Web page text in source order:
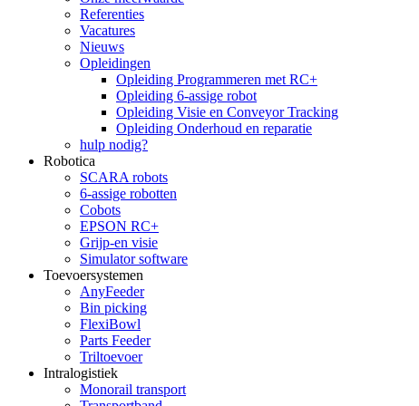
Referenties
Vacatures
Nieuws
Opleidingen
Opleiding Programmeren met RC+
Opleiding 6-assige robot
Opleiding Visie en Conveyor Tracking
Opleiding Onderhoud en reparatie
hulp nodig?
Robotica
SCARA robots
6-assige robotten
Cobots
EPSON RC+
Grijp-en visie
Simulator software
Toevoersystemen
AnyFeeder
Bin picking
FlexiBowl
Parts Feeder
Triltoevoer
Intralogistiek
Monorail transport